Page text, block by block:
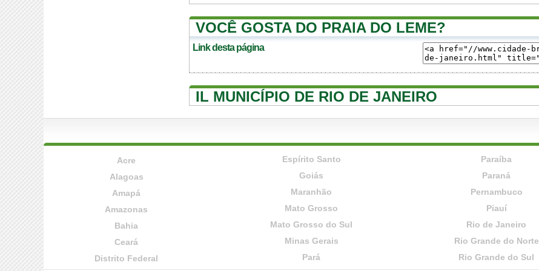
VOCÊ GOSTA DO PRAIA DO LEME?
Link desta página
IL MUNICÍPIO DE RIO DE JANEIRO
Acre
Alagoas
Amapá
Amazonas
Bahia
Ceará
Distrito Federal
Espírito Santo
Goiás
Maranhão
Mato Grosso
Mato Grosso do Sul
Minas Gerais
Pará
Paraíba
Paraná
Pernambuco
Piauí
Rio de Janeiro
Rio Grande do Norte
Rio Grande do Sul